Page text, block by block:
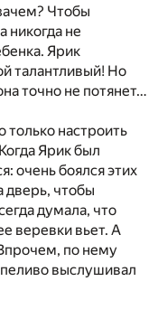
Чтобы
никогда не
Ярик
талантливый! Но
точно не потянет…
только настроить
Ярик был
очень боялся этих
дверь, чтобы
думала, что
веревки вьет. А
по нему
выслушивал